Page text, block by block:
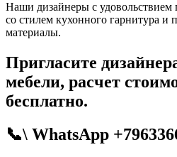
Наши дизайнеры с удовольствием
со стилем кухонного гарнитура и
материалы.
Пригласите
мебели, расчет
бесплатно.
📞\ WhatsApp